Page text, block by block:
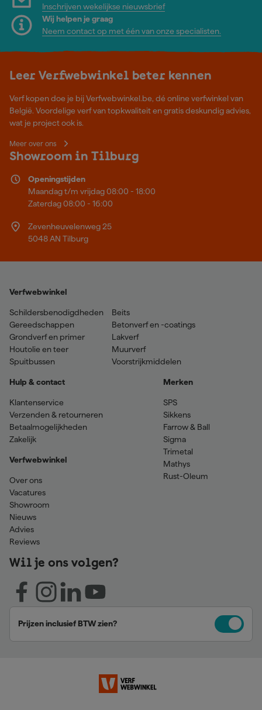
Inschrijven wekelijkse nieuwsbrief
Wij helpen je graag
Neem contact op met één van onze specialisten.
Leer Verfwebwinkel beter kennen
Verf kopen doe je bij Verfwebwinkel.be, dé online verfwinkel van
België. Voordelige verf van topkwaliteit en gratis deskundig advies,
wat je project ook is.
Meer over ons
Showroom in Tilburg
Openingstijden
Maandag t/m vrijdag 08:00 - 18:00
Zaterdag 08:00 - 16:00
Zevenheuvelenweg 25
5048 AN Tilburg
Verfwebwinkel
Schildersbenodigdheden
Gereedschappen
Grondverf en primer
Houtolie en teer
Spuitbussen
Beits
Betonverf en -coatings
Lakverf
Muurverf
Voorstrijkmiddelen
Hulp & contact
Klantenservice
Verzenden & retourneren
Betaalmogelijkheden
Zakelijk
Verfwebwinkel
Over ons
Vacatures
Showroom
Nieuws
Advies
Reviews
Merken
SPS
Sikkens
Farrow & Ball
Sigma
Trimetal
Mathys
Rust-Oleum
Wil je ons volgen?
Prijzen inclusief BTW zien?